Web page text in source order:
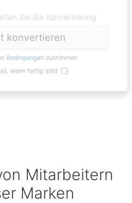
Sie die Konvertierung
konvertieren
Bedingungenzustimmen
wenn fertig sind
Mitarbeitern
Marken